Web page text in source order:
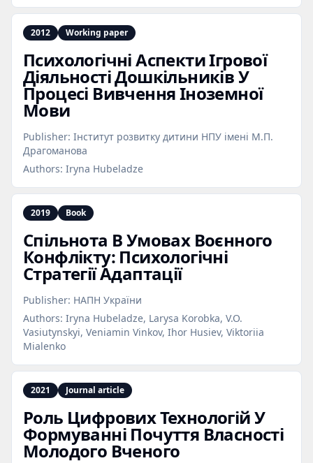
2012 Working paper
Психологічні Аспекти Ігрової
Діяльності Дошкільників У
Процесі Вивчення Іноземної
Мови
Publisher: Інститут розвитку дитини НПУ імені М.П.
Драгоманова
Authors: Iryna Hubeladze
2019 Book
Спільнота В Умовах Воєнного
Конфлікту: Психологічні
Стратегії Адаптації
Publisher: НАПН України
Authors: Iryna Hubeladze, Larysa Korobka, V.O.
Vasiutynskyi, Veniamin Vinkov, Ihor Husiev, Viktoriia
Mialenko
2021 Journal article
Роль Цифрових Технологій У
Формуванні Почуття Власності
Молодого Вченого